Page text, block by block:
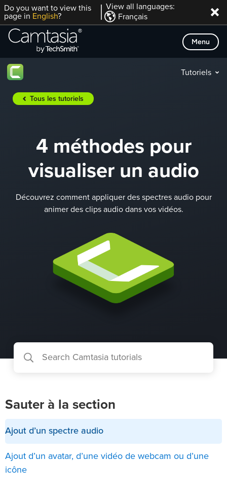
Passer
directement
contenu
Do you want to view this
page in English?
View all languages:
Français
Menu
Tutoriels
Tous les tutoriels
4 méthodes pour
visualiser un audio
Découvrez comment appliquer des spectres audio pour
animer des clips audio dans vos vidéos.
Sauter à la section
Ajout d’un spectre audio
Ajout d’un avatar, d’une vidéo de webcam ou d’une
icône